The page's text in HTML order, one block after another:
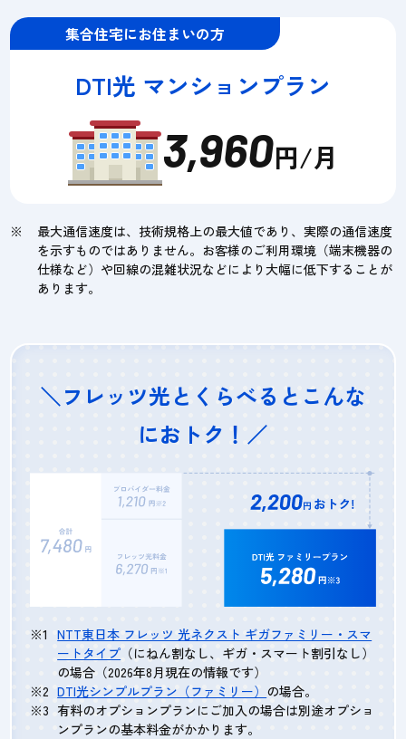
集合住宅にお住まいの方
DTI光 マンションプラン
3,960円/月
最大通信速度は、技術規格上の最大値であり、実際の通信速度
を示すものではありません。お客様のご利用環境（端末機器の
仕様など）や回線の混雑状況などにより大幅に低下することが
あります。
＼フレッツ光とくらべるとこんな
におトク！／
NTT東日本 フレッツ 光ネクスト ギガファミリー・スマ
ートタイプ （にねん割なし、ギガ・スマート割引なし）
の場合（2026年8月現在の情報です）
DTI光シンプルプラン（ファミリー） の場合。
有料のオプションプランにご加入の場合は別途オプショ
ンプランの基本料金がかかります。